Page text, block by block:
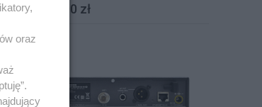
100,00 zł
oraz